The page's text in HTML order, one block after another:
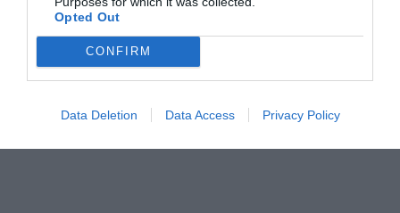
Opted Out
CONFIRM
Data Deletion Data Access Privacy Policy
preocupando por
nuestra salud
mental?
trabajo en la salud
mental